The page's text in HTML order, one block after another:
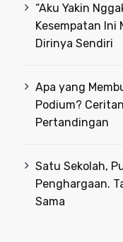
“Aku Yakin
Kesempatan Ini
Dirinya Sendiri
Apa yang
Podium?
Pertandingan
Satu Sekolah,
Penghargaan.
Sama